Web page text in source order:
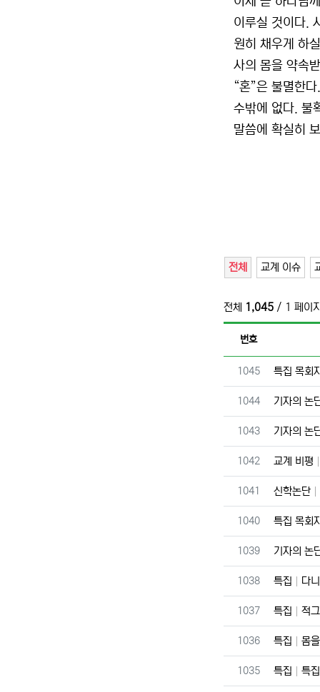
이루실 것이다.
원히 채우게 하
사의 몸을 약속
“혼”은 불멸한
수밖에 없다. 불
말씀에 확실히
전체 교계 이슈
전체 1,045 / 1 페이
번호
번호
1045 특집 목회
번호
1044 기자의 논
번호
1043 기자의 논
번호
1042 교계 비평
번호
1041 신학논단
번호
1040 특집 목회
번호
1039 기자의 논
번호
1038 특집 다
번호
1037 특집 적
번호
1036 특집 몸
번호
1035 특집 특